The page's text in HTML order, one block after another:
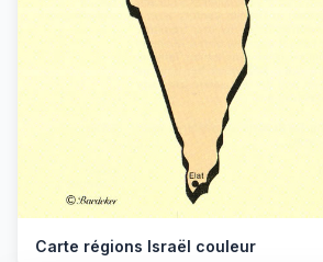
Carte régions Israël couleur